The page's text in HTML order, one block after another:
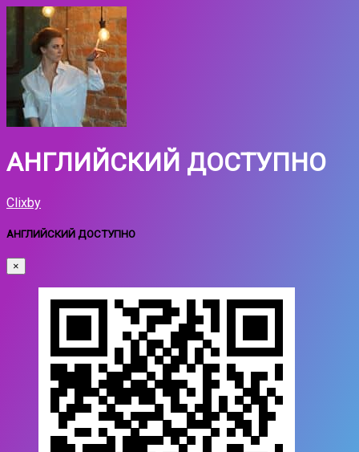
АНГЛИЙСКИЙ ДОСТУПНО
Clixby
АНГЛИЙСКИЙ ДОСТУПНО
×